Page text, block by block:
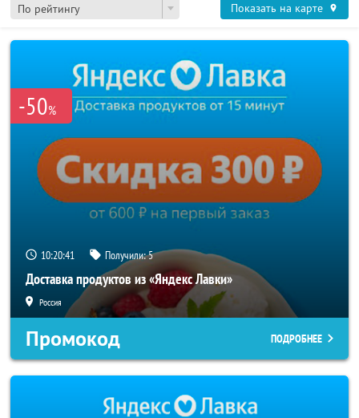
По рейтингу Показать на карте
-50%
10:20:40 Получили:5
Доставка продуктов из «Яндекс Лавки»
Россия
Промокод ПОДРОБНЕЕ